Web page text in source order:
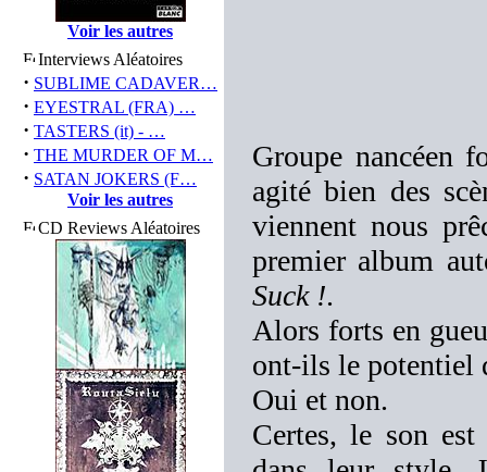
Voir les autres
Interviews Aléatoires
· SUBLIME CADAVER…
· EYESTRAL (FRA) …
· TASTERS (it) - …
· THE MURDER OF M…
· SATAN JOKERS (F…
Voir les autres
CD Reviews Aléatoires
Groupe nancéen
agité bien des
viennent nous
premier album
Suck !.
Alors forts en
ont-ils le potentiel
Oui et non.
Certes, le son